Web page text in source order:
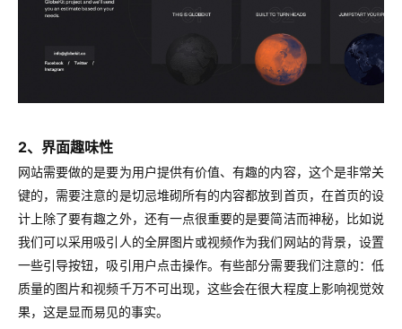
2、界面趣味性
网站需要做的是要为用户提供有价值、有趣的内容，这个是非常关
键的，需要注意的是切忌堆砌所有的内容都放到首页，在首页的设
计上除了要有趣之外，还有一点很重要的是要简洁而神秘，比如说
我们可以采用吸引人的全屏图片或视频作为我们网站的背景，设置
一些引导按钮，吸引用户点击操作。有些部分需要我们注意的：低
质量的图片和视频千万不可出现，这些会在很大程度上影响视觉效
果，这是显而易见的事实。